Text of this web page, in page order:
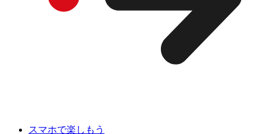
スマホで楽しもう